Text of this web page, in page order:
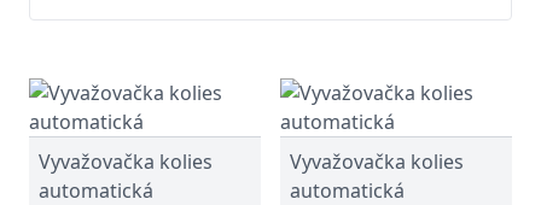
Vyvažovačka kolies
automatická
Vyvažovačka kolies
automatická